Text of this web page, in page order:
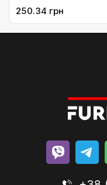
250.34 грн